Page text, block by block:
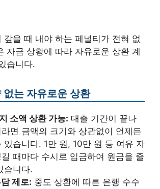
갚을 때 내야 하는 페널티가 전혀 없
자금 상황에 따라 자유로운 상환 계
습니다.
없는 자유로운 상환
소액 상환 가능: 대출 기간이 끝나
면 금액의 크기와 상관없이 언제든
있습니다. 1만 원, 10만 원 등 여유 자
때마다 수시로 입금하여 원금을 줄
습니다.
제로: 중도 상환에 따른 은행 수수